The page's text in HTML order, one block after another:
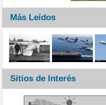
Más Leídos
Sitios de Interés